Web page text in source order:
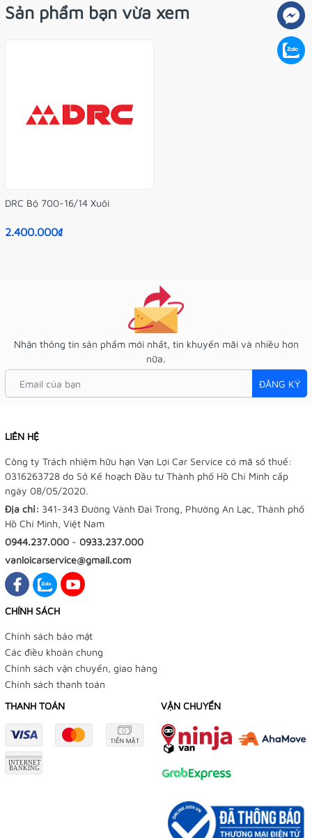
Sản phẩm bạn vừa xem
DRC Bộ 700-16/14 Xuôi
2.400.000₫
Nhận thông tin sản phẩm mới nhất, tin khuyến mãi và nhiều hơn
nữa.
ĐĂNG KÝ
LIÊN HỆ
Công ty Trách nhiệm hữu hạn Vạn Lợi Car Service có mã số thuế:
0316263728 do Sở Kế hoạch Đầu tư Thành phố Hồ Chí Minh cấp
ngày 08/05/2020.
Địa chỉ: 341-343 Đường Vành Đai Trong, Phường An Lạc, Thành phố
Hồ Chí Minh, Việt Nam
0944.237.000 - 0933.237.000
vanloicarservice@gmail.com
CHÍNH SÁCH
Chính sách bảo mật
Các điều khoản chung
Chính sách vận chuyển, giao hàng
Chính sách thanh toán
THANH TOÁN
VẬN CHUYỂN